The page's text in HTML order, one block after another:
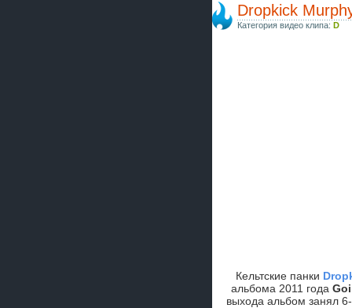
Dropkick
Категория видео клипа: D
Кельтские панки
альбома 2011 года
выхода альбом занял